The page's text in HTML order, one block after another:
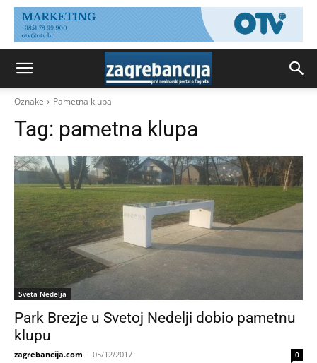
Oznake Pametna klupa
Tag: pametna klupa
Sveta Nedelja
Park Brezje u Svetoj Nedelji dobio pametnu
klupu
zagrebancija.com - 05/12/2017 0